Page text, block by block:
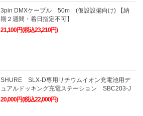
3pin DMXケーブル 50m (仮設設備向け) 【納
期２週間・着日指定不可】
21,100円(税込23,210円)
SHURE SLX-D専用リチウムイオン充電池用デ
ュアルドッキング充電ステーション SBC203-J
20,000円(税込22,000円)